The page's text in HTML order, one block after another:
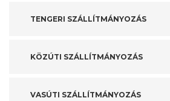
TENGERI SZÁLLÍTMÁNYOZÁS
KÖZÚTI SZÁLLÍTMÁNYOZÁS
VASÚTI SZÁLLÍTMÁNYOZÁS